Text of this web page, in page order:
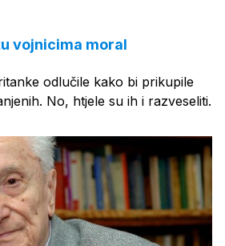
vojnicima moral
odlučile kako bi prikupile
No, htjele su ih i razveseliti.